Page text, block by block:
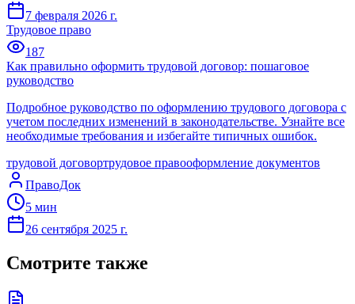
7 февраля 2026 г.
Трудовое право
187
Как правильно оформить трудовой договор: пошаговое
руководство
Подробное руководство по оформлению трудового договора с
учетом последних изменений в законодательстве. Узнайте все
необходимые требования и избегайте типичных ошибок.
трудовой договортрудовое правооформление документов
ПравоДок
5 мин
26 сентября 2025 г.
Смотрите также